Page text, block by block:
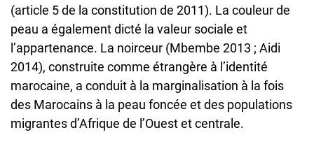
(article 5 de la constitution de 2011). La couleur de
peau a également dicté la valeur sociale et
l’appartenance. La noirceur (Mbembe 2013 ; Aidi
2014), construite comme étrangère à l’identité
marocaine, a conduit à la marginalisation à la fois
des Marocains à la peau foncée et des populations
migrantes d’Afrique de l’Ouest et centrale.